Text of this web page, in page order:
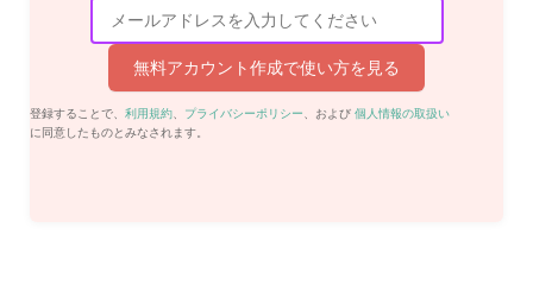
無料アカウント作成で使い方を見る
登録することで、 利用規約 プライバシーポリシー 、および 個人情報の取扱い
に同意したものとみなされます。